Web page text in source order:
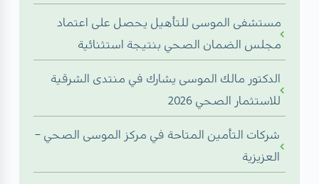
مستشفى الموسى للتأهيل يحصل على اعتماد
مجلس الضمان الصحي بنتيجة استثنائية
الدكتور مالك الموسى يشارك في منتدى الشرقية
للاستثمار الصحي 2026
شركات التأمين المتاحة في مركز الموسى الصحي –
العزيزية